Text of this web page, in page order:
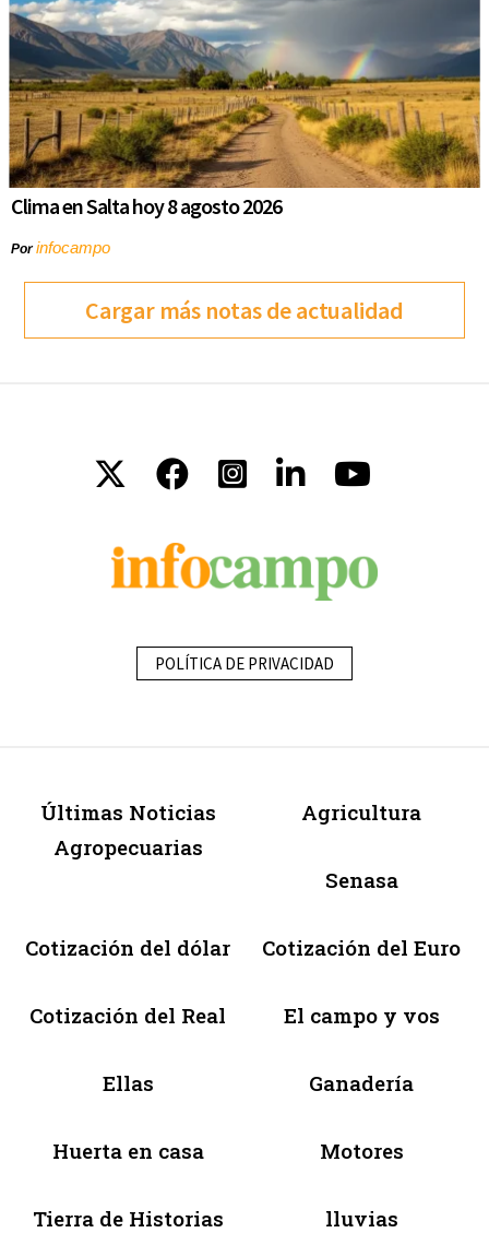
Clima en Salta hoy 8 agosto 2026
Porinfocampo
Cargar más notas de actualidad
POLÍTICA DE PRIVACIDAD
Últimas Noticias
Agropecuarias
Agricultura
Senasa
Cotización del dólar Cotización del Euro
Cotización del Real El campo y vos
Ellas Ganadería
Huerta en casa Motores
Tierra de Historias lluvias